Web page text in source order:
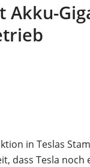
Akku-
in Teslas
dass Tesla noch